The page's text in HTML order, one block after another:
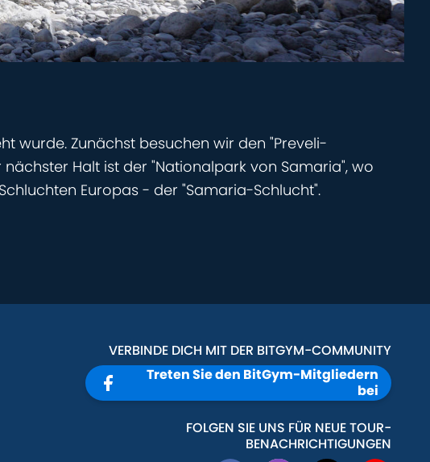
wurde. Zunächst besuchen wir den "Preveli-
Halt ist der "Nationalpark von Samaria", wo
Europas - der "Samaria-Schlucht".
VERBINDE DICH MIT DER BITGYM-COMMUNITY
Treten Sie den BitGym-Mitgliedern
bei
FOLGEN SIE UNS FÜR NEUE TOUR-
BENACHRICHTIGUNGEN